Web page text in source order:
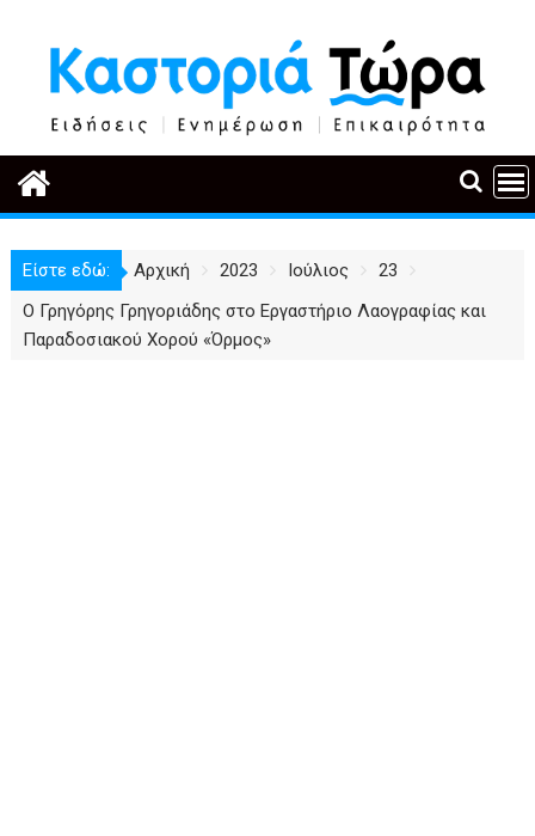
περιεχόμενο
Είστε εδώ: Αρχική 2023 Ιούλιος
23
Ο Γρηγόρης Γρηγοριάδης στο Εργαστήριο Λαογραφίας και
Παραδοσιακού Χορού «Όρμος»